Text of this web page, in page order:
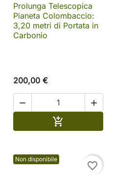
Prolunga Telescopica
Pianeta Colombaccio:
3,20 metri di Portata in
Carbonio
200,00 €
 

Non disponibile
favorite_border